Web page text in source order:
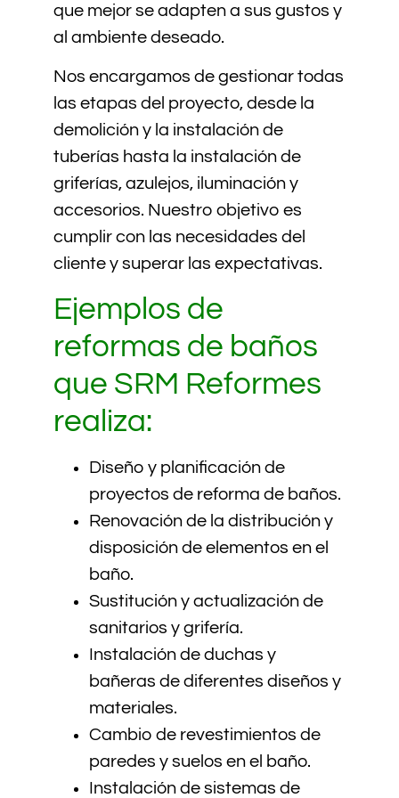
que mejor se adapten a sus gustos y
al ambiente deseado.
Nos encargamos de gestionar todas
las etapas del proyecto, desde la
demolición y la instalación de
tuberías hasta la instalación de
griferías, azulejos, iluminación y
accesorios. Nuestro objetivo es
cumplir con las necesidades del
cliente y superar las expectativas.
Ejemplos de
reformas de baños
que SRM Reformes
realiza:
Diseño y planificación de
proyectos de reforma de baños.
Renovación de la distribución y
disposición de elementos en el
baño.
Sustitución y actualización de
sanitarios y grifería.
Instalación de duchas y
bañeras de diferentes diseños y
materiales.
Cambio de revestimientos de
paredes y suelos en el baño.
Instalación de sistemas de